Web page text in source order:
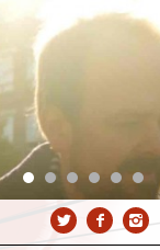
  